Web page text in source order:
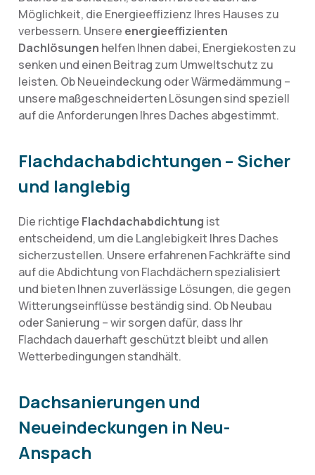
Möglichkeit, die Energieeffizienz Ihres Hauses zu
verbessern. Unsere energieeffizienten
Dachlösungen helfen Ihnen dabei, Energiekosten zu
senken und einen Beitrag zum Umweltschutz zu
leisten. Ob Neueindeckung oder Wärmedämmung –
unsere maßgeschneiderten Lösungen sind speziell
auf die Anforderungen Ihres Daches abgestimmt.
Flachdachabdichtungen – Sicher
und langlebig
Die richtige Flachdachabdichtung ist
entscheidend, um die Langlebigkeit Ihres Daches
sicherzustellen. Unsere erfahrenen Fachkräfte sind
auf die Abdichtung von Flachdächern spezialisiert
und bieten Ihnen zuverlässige Lösungen, die gegen
Witterungseinflüsse beständig sind. Ob Neubau
oder Sanierung – wir sorgen dafür, dass Ihr
Flachdach dauerhaft geschützt bleibt und allen
Wetterbedingungen standhält.
Dachsanierungen und
Neueindeckungen in Neu-
Anspach